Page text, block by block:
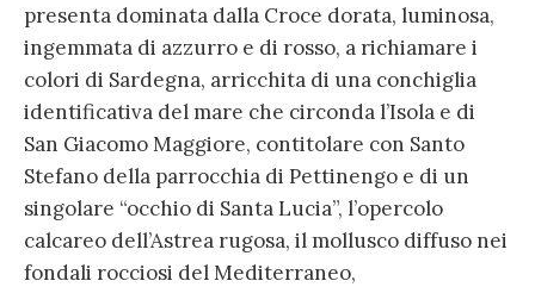
presenta dominata dalla Croce dorata, luminosa,
ingemmata di azzurro e di rosso, a richiamare i
colori di Sardegna, arricchita di una conchiglia
identificativa del mare che circonda l’Isola e di
San Giacomo Maggiore, contitolare con Santo
Stefano della parrocchia di Pettinengo e di un
singolare “occhio di Santa Lucia”, l’opercolo
calcareo dell’Astrea rugosa, il mollusco diffuso nei
fondali rocciosi del Mediterraneo,